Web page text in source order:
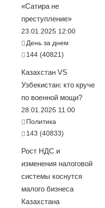
«Сатира не
преступление»
23.01.2025 12:00
День за днем
144 (40821)
Казахстан VS
Узбекистан: кто круче
по военной мощи?
28.01.2025 11:00
Политика
143 (40833)
Рост НДС и
изменения налоговой
системы коснутся
малого бизнеса
Казахстана